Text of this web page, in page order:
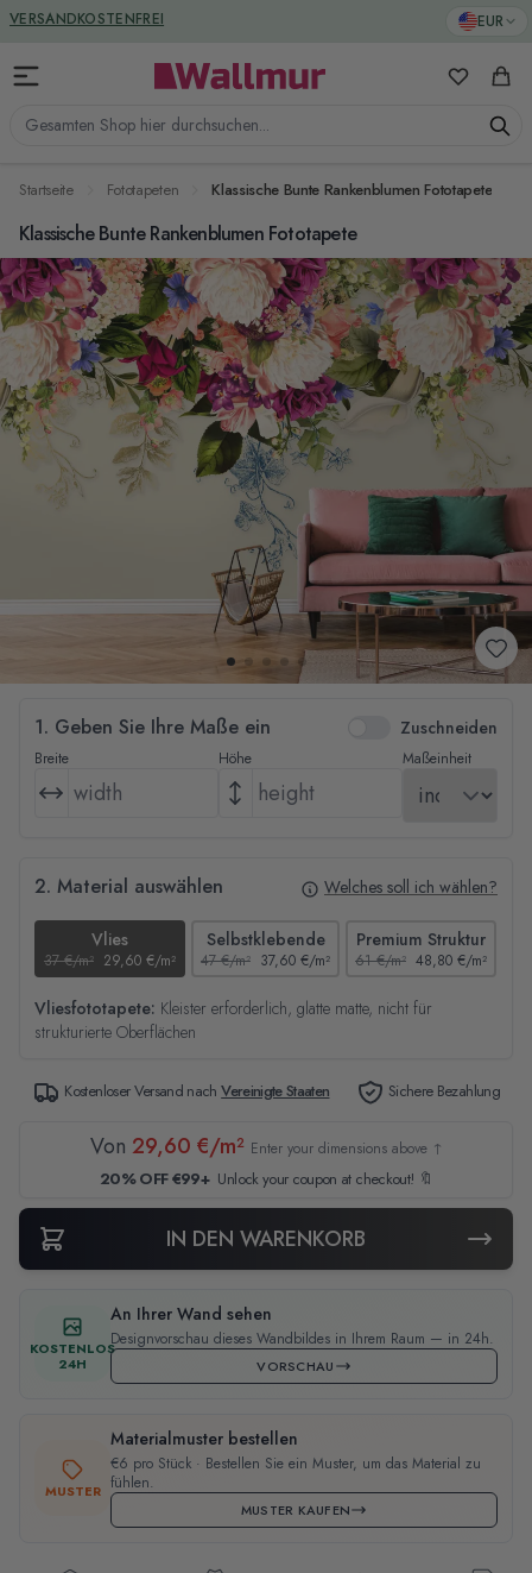
Zum Inhalt springen EUR
Gesamten Shop hier durchsuchen...
Meine
VERSANDKOSTENFREI
GREENGUARD ZERTIFIZIERT
Startseite Fototapeten Klassische Bunte Rankenblumen Fototapete
Klassische Bunte Rankenblumen Fototapete
1. Geben Sie Ihre Maße ein Zuschneiden
Breite Höhe Maßeinheit
2. Material auswählen Welches soll ich wählen?
Vlies
37 €/m² 29,60 €/m²
Selbstklebende
47 €/m² 37,60 €/m²
Premium Struktur
61 €/m² 48,80 €/m²
Vliesfototapete: Kleister erforderlich, glatte matte, nicht für
strukturierte Oberflächen
Kostenloser Versand nachVereinigte Staaten Sichere Bezahlung
Von 29,60 €/m² Enter your dimensions above ↑
20% OFF €99+ Unlock your coupon at checkout! 🔖
IN DEN WARENKORB
KOSTENLOS
24H
An Ihrer Wand sehen
Designvorschau dieses Wandbildes in Ihrem Raum — in 24h.
VORSCHAU
MUSTER
Materialmuster bestellen
€6 pro Stück · Bestellen Sie ein Muster, um das Material zu
fühlen.
MUSTER KAUFEN